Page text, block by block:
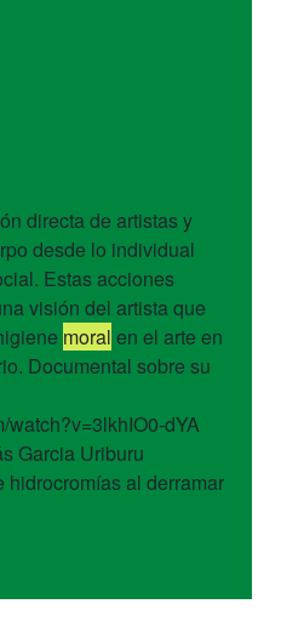
directa de artistas y
desde lo individual
Estas acciones
visión del artista que
moral en el arte en
Documental sobre su
watch?v=3lkhIO0-dYA
Garcia Uriburu
hidrocromías al derramar